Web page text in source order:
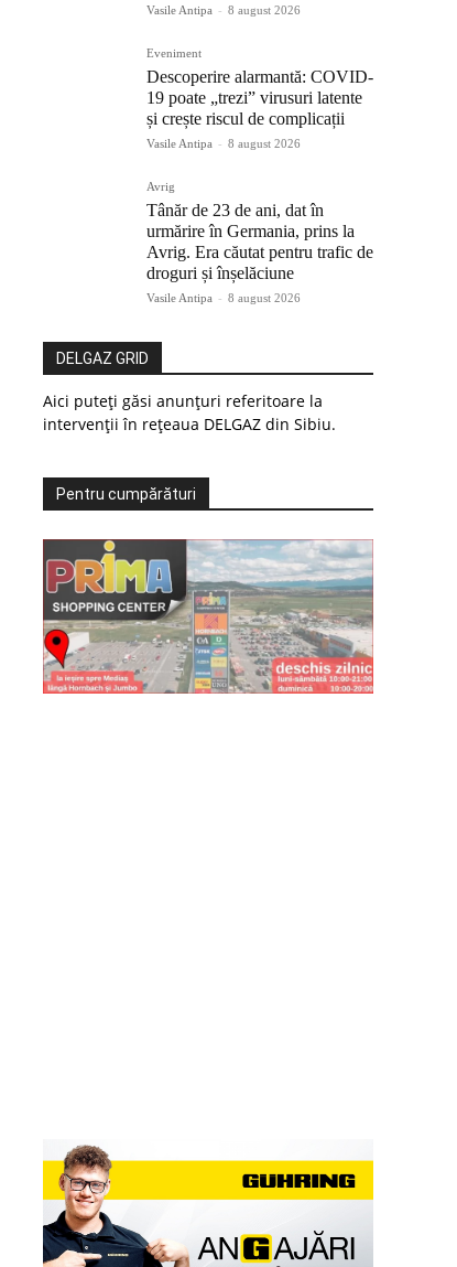
Vasile Antipa - 8 august 2026
Eveniment
Descoperire alarmantă: COVID-
19 poate „trezi” virusuri latente
și crește riscul de complicații
Vasile Antipa - 8 august 2026
Avrig
Tânăr de 23 de ani, dat în
urmărire în Germania, prins la
Avrig. Era căutat pentru trafic de
droguri și înșelăciune
Vasile Antipa - 8 august 2026
DELGAZ GRID
Aici puteți găsi anunțuri referitoare la
intervenții în rețeaua DELGAZ din Sibiu.
Pentru cumpărături